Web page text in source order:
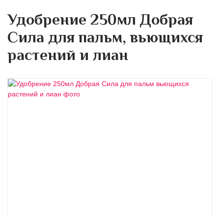
Удобрение 250мл Добрая
Сила для пальм, вьющихся
растений и лиан